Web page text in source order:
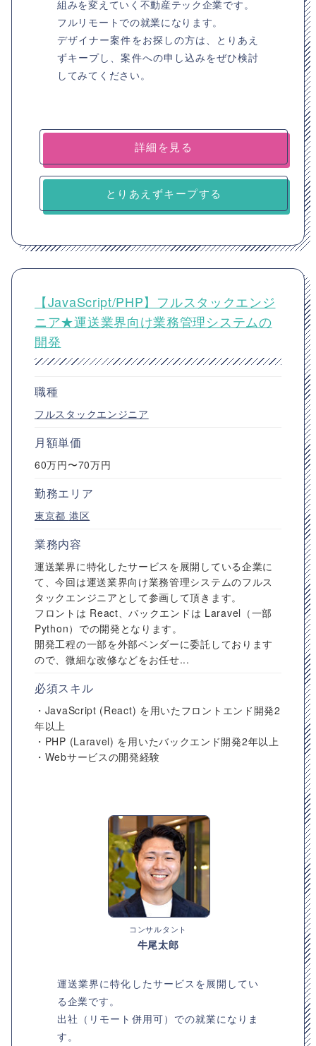
組みを変えていく不動産テック企業です。
フルリモートでの就業になります。
デザイナー案件をお探しの方は、とりあえ
ずキープし、案件への申し込みをぜひ検討
してみてください。
詳細を見る
とりあえずキープする
【JavaScript/PHP】フルスタックエンジ
ニア★運送業界向け業務管理システムの
開発
職種
フルスタックエンジニア
月額単価
60万円〜70万円
勤務エリア
東京都 港区
業務内容
運送業界に特化したサービスを展開している企業に
て、今回は運送業界向け業務管理システムのフルス
タックエンジニアとして参画して頂きます。
フロントは React、バックエンドは Laravel（一部
Python）での開発となります。
開発工程の一部を外部ベンダーに委託しております
ので、微細な改修などをお任せ...
必須スキル
・JavaScript (React) を用いたフロントエンド開発2
年以上
・PHP (Laravel) を用いたバックエンド開発2年以上
・Webサービスの開発経験
コンサルタント
牛尾太郎
運送業界に特化したサービスを展開してい
る企業です。
出社（リモート併用可）での就業になりま
す。